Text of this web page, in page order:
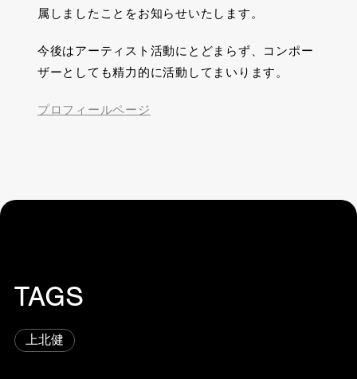
属しましたことをお知らせいたします。
今後はアーティスト活動にとどまらず、コンポー
ザーとしても精力的に活動してまいります。
プロフィールページ
TAGS
上北健